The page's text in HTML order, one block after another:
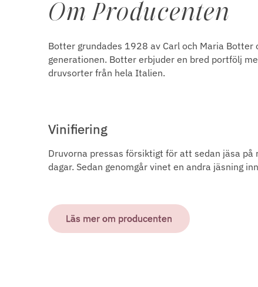
Om Producenten
Botter grundades 1928 av Carl och Maria Botter
generationen. Botter erbjuder en bred portfölj
druvsorter från hela Italien.
Vinifiering
Druvorna pressas försiktigt för att sedan jäsa
dagar. Sedan genomgår vinet en andra jäsning
Läs mer om producenten